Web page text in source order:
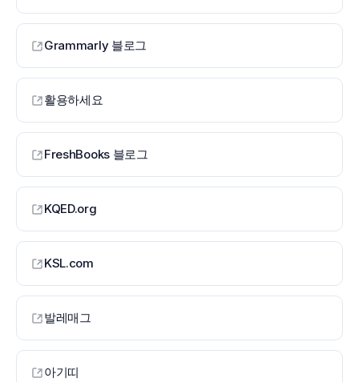
Grammarly 블로그
활용하세요
FreshBooks 블로그
KQED.org
KSL.com
발레매그
아기띠